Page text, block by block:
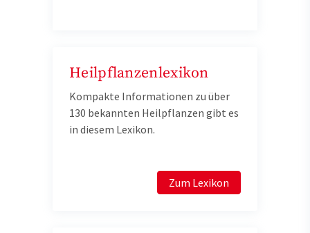
Heilpflanzenlexikon
Kompakte Informationen zu über
130 bekannten Heilpflanzen gibt es
in diesem Lexikon.
Zum Lexikon